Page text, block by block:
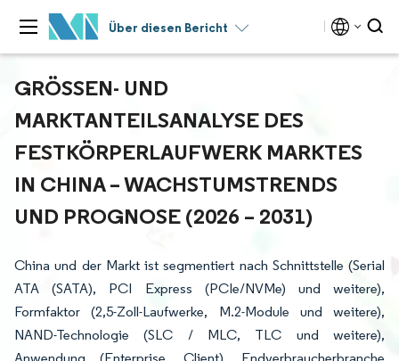
Über diesen Bericht
GRÖSSEN- UND M
ARKTANTEILSANALYSE DES F
ESTKÖRPERLAUFWERK MARKTES I
N CHINA – WACHSTUMSTRENDS U
ND PROGNOSE (2026 – 2031)
China und der Markt ist segmentiert nach Schnittstelle (Serial
ATA (SATA), PCI Express (PCIe/NVMe) und weitere),
Formfaktor (2,5-Zoll-Laufwerke, M.2-Module und weitere),
NAND-Technologie (SLC / MLC, TLC und weitere),